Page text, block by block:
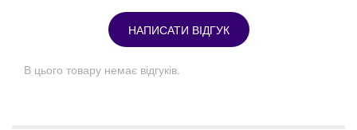
НАПИСАТИ ВІДГУК
В цього товару немає відгуків.